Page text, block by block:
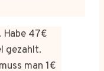
Habe 47€
gezahlt.
man 1€